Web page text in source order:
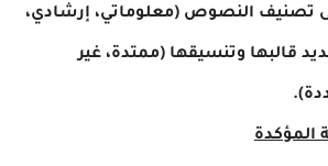
تصنيف النصوص (معلوماتي، إرشادي،
قالبها وتنسيقها (ممتدة، غير